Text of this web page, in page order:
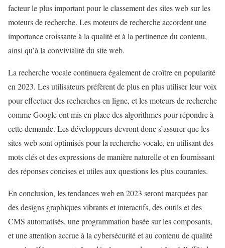
facteur le plus important pour le classement des sites web sur les
moteurs de recherche. Les moteurs de recherche accordent une
importance croissante à la qualité et à la pertinence du contenu,
ainsi qu’à la convivialité du site web.
La recherche vocale continuera également de croître en popularité
en 2023. Les utilisateurs préfèrent de plus en plus utiliser leur voix
pour effectuer des recherches en ligne, et les moteurs de recherche
comme Google ont mis en place des algorithmes pour répondre à
cette demande. Les développeurs devront donc s’assurer que les
sites web sont optimisés pour la recherche vocale, en utilisant des
mots clés et des expressions de manière naturelle et en fournissant
des réponses concises et utiles aux questions les plus courantes.
En conclusion, les tendances web en 2023 seront marquées par
des designs graphiques vibrants et interactifs, des outils et des
CMS automatisés, une programmation basée sur les composants,
et une attention accrue à la cybersécurité et au contenu de qualité